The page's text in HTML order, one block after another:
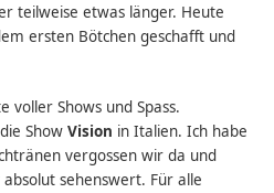
teilweise etwas länger. Heute
ersten Bötchen geschafft und
voller Shows und Spass.
ShowVision in Italien. Ich habe
vergossen wir da und
sehenswert. Für alle